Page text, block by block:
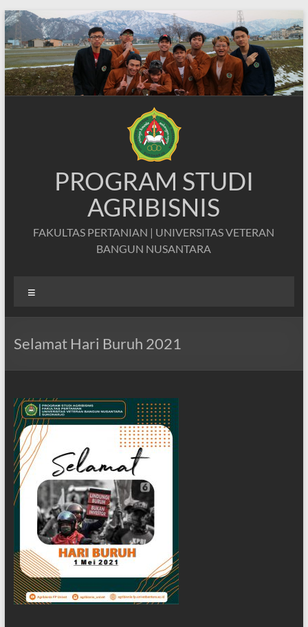
Skip
to
content
PROGRAM STUDI
AGRIBISNIS
FAKULTAS PERTANIAN | UNIVERSITAS VETERAN
BANGUN NUSANTARA
Selamat Hari Buruh 2021